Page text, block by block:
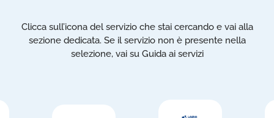
Clicca sull’icona del servizio che stai cercando e vai alla
sezione dedicata. Se il servizio non è presente nella
selezione, vai su Guida ai servizi